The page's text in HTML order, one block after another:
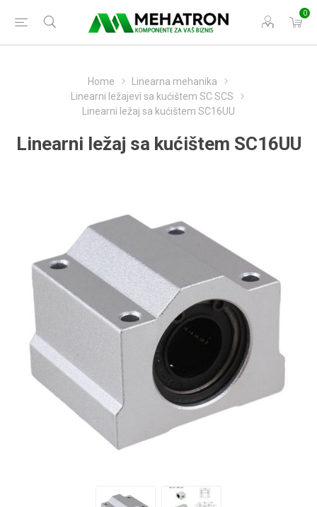
0
Home
Linearna mehanika
Linearni ležajevi sa kućištem SC SCS
Linearni ležaj sa kućištem SC16UU
Linearni ležaj sa kućištem SC16UU